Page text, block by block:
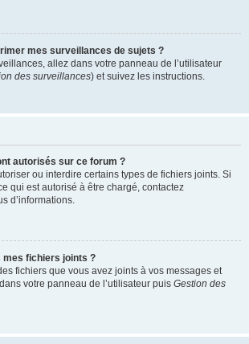
mes surveillances de sujets ?
allez dans votre panneau de l’utilisateur
des surveillances) et suivez les instructions.
autorisés sur ce forum ?
ou interdire certains types de fichiers joints. Si
qui est autorisé à être chargé, contactez
d’informations.
fichiers joints ?
fichiers que vous avez joints à vos messages et
votre panneau de l’utilisateur puis Gestion des